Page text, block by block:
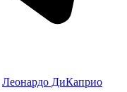
Леонардо ДиКаприо